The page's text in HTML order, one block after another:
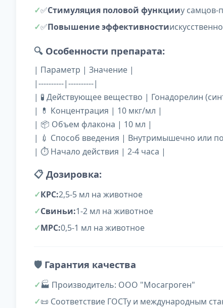
✅Стимуляция половой функцииу самцов-
✅Повышение эффективности
🔍 Особенности препарата:
| Параметр | Значение |
|----------|----------|
| 🧪 Действующее вещество | Гонадорелин
| 💊 Концентрация | 10 мкг/мл |
| 📦 Объем флакона | 10 мл |
| 💉 Способ введения | Внутримышечно или
| ⏱️ Начало действия | 2-4 часа |
📋 Дозировка:
КРС:2,5-5 мл на животное
Свиньи:1-2 мл на животное
МРС:0,5-1 мл на животное
🛡️ Гарантия качества
🏭 Производитель: ООО "Мосагроген"
📜 Соответствие ГОСТу и международным